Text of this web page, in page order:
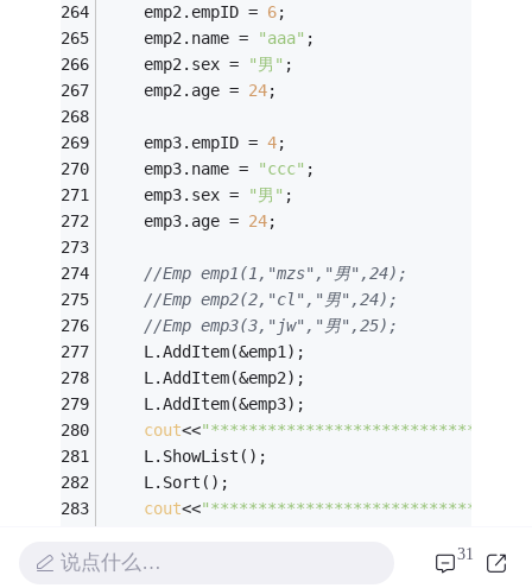
	emp2.empID =
6;
	emp2.name =
"aaa" ;
	emp2.sex =
"男" ;
	emp2.age =
24;
	emp3.empID =
4;
	emp3.name =
"ccc" ;
	emp3.sex =
"男" ;
	emp3.age =
24;
//Emp emp1(1,"mzs","男",24);
//Emp emp2(2,"cl","男",24);
//Emp emp3(3,"jw","男",25);
	L.AddItem(&emp1);
	L.AddItem(&emp2);
	L.AddItem(&emp3);
cout<<"****************************排序
	L.ShowList();
	L.Sort();
cout<<"****************************排序
说点什么… 31